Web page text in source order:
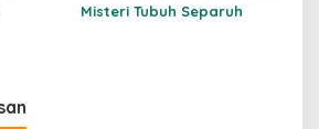
Misteri Tubuh Separuh